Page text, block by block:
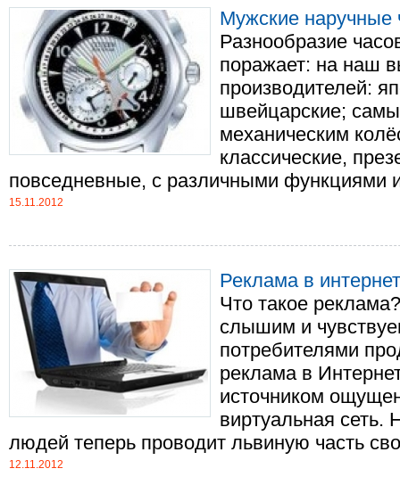
Мужские наручные
Разнообразие
поражает: на наш
производителей:
швейцарские;
механическим
классические,
повседневные, с различными функциями
15.11.2012
Реклама в
Что такое
слышим и
потребителями
реклама в
источником
виртуальная сеть.
людей теперь проводит львиную часть
12.11.2012